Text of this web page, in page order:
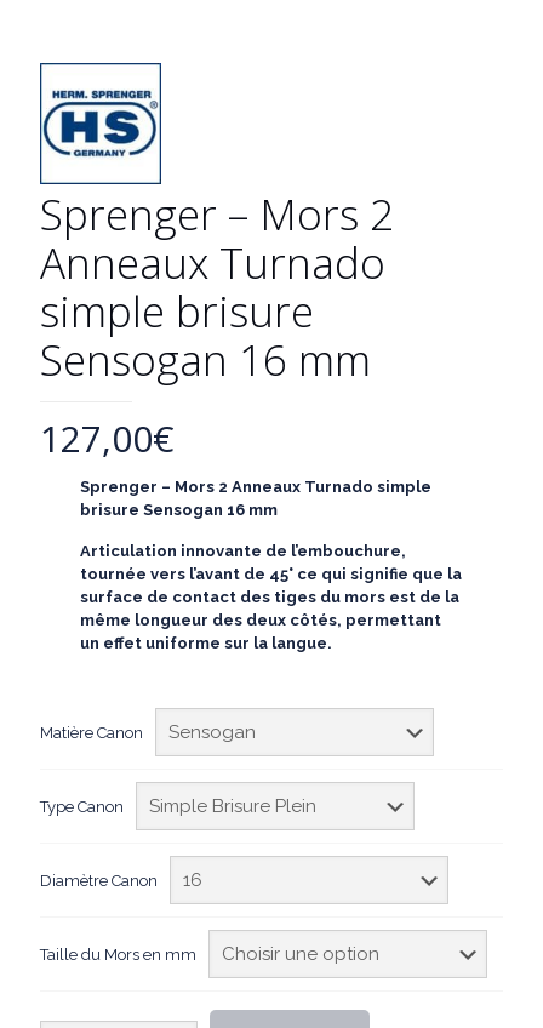
Sprenger – Mors 2
Anneaux Turnado
simple brisure
Sensogan 16 mm
127,00€
Sprenger – Mors 2 Anneaux Turnado simple
brisure Sensogan 16 mm
Articulation innovante de l’embouchure,
tournée vers l’avant de 45° ce qui signifie que la
surface de contact des tiges du mors est de la
même longueur des deux côtés, permettant
un effet uniforme sur la langue.
Matière Canon
Type Canon
Diamètre Canon
Taille du Mors en mm